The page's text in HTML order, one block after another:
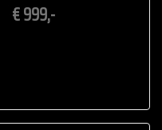
Vertrouw
€ 999,-